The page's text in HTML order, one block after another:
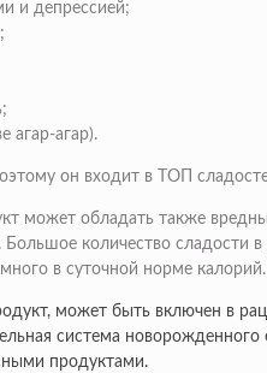
и депрессией;
агар-агар).
он входит в ТОП
может обладать также
Большое количество
в суточной норме калорий.
может быть включен в
система
продуктами.